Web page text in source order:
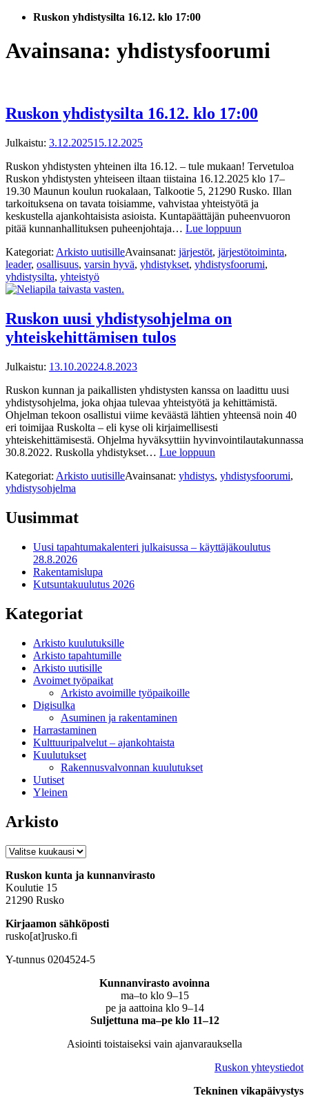
Ruskon yhdistysilta 16.12. klo 17:00
Avainsana: yhdistysfoorumi
Ruskon yhdistysilta 16.12. klo 17:00
Julkaistu: 3.12.202515.12.2025
Ruskon yhdistysten yhteinen ilta 16.12. – tule mukaan! Tervetuloa
Ruskon yhdistysten yhteiseen iltaan tiistaina 16.12.2025 klo 17–
19.30 Maunun koulun ruokalaan, Talkootie 5, 21290 Rusko. Illan
tarkoituksena on tavata toisiamme, vahvistaa yhteistyötä ja
keskustella ajankohtaisista asioista. Kuntapäättäjän puheenvuoron
pitää kunnanhallituksen puheenjohtaja… Lue loppuun
Kategoriat: Arkisto uutisilleAvainsanat: järjestöt, järjestötoiminta,
leader, osallisuus, varsin hyvä, yhdistykset, yhdistysfoorumi,
yhdistysilta, yhteistyö
Ruskon uusi yhdistysohjelma on
yhteiskehittämisen tulos
Julkaistu: 13.10.20224.8.2023
Ruskon kunnan ja paikallisten yhdistysten kanssa on laadittu uusi
yhdistysohjelma, joka ohjaa tulevaa yhteistyötä ja kehittämistä.
Ohjelman tekoon osallistui viime keväästä lähtien yhteensä noin 40
eri toimijaa Ruskolta – eli kyse oli kirjaimellisesti
yhteiskehittämisestä. Ohjelma hyväksyttiin hyvinvointilautakunnassa
30.8.2022. Ruskolla yhdistykset… Lue loppuun
Kategoriat: Arkisto uutisilleAvainsanat: yhdistys, yhdistysfoorumi,
yhdistysohjelma
Uusimmat
Uusi tapahtumakalenteri julkaisussa – käyttäjäkoulutus
28.8.2026
Rakentamislupa
Kutsuntakuulutus 2026
Kategoriat
Arkisto kuulutuksille
Arkisto tapahtumille
Arkisto uutisille
Avoimet työpaikat
Arkisto avoimille työpaikoille
Digisulka
Asuminen ja rakentaminen
Harrastaminen
Kulttuuripalvelut – ajankohtaista
Kuulutukset
Rakennusvalvonnan kuulutukset
Uutiset
Yleinen
Arkisto
Arkisto
Ruskon kunta ja kunnanvirasto
Koulutie 15
21290 Rusko
Kirjaamon sähköposti
rusko[at]rusko.fi
Y-tunnus 0204524-5
Kunnanvirasto avoinna
ma–to klo 9–15
pe ja aattoina klo 9–14
Suljettuna ma–pe klo 11–12
Asiointi toistaiseksi vain ajanvarauksella
Ruskon yhteystiedot
Tekninen vikapäivystys